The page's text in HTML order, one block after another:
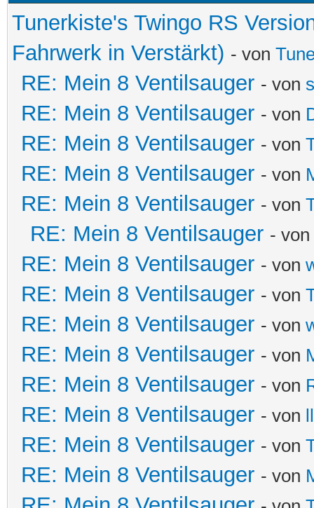
Tunerkiste's Twingo RS
Fahrwerk in Verstärkt) - von
RE: Mein 8 Ventilsauger - von
RE: Mein 8 Ventilsauger - von
RE: Mein 8 Ventilsauger - von
RE: Mein 8 Ventilsauger - von
RE: Mein 8 Ventilsauger - von
RE: Mein 8 Ventilsauger - von
RE: Mein 8 Ventilsauger - von
RE: Mein 8 Ventilsauger - von
RE: Mein 8 Ventilsauger - von
RE: Mein 8 Ventilsauger - von
RE: Mein 8 Ventilsauger - von
RE: Mein 8 Ventilsauger - von
RE: Mein 8 Ventilsauger - von
RE: Mein 8 Ventilsauger - von